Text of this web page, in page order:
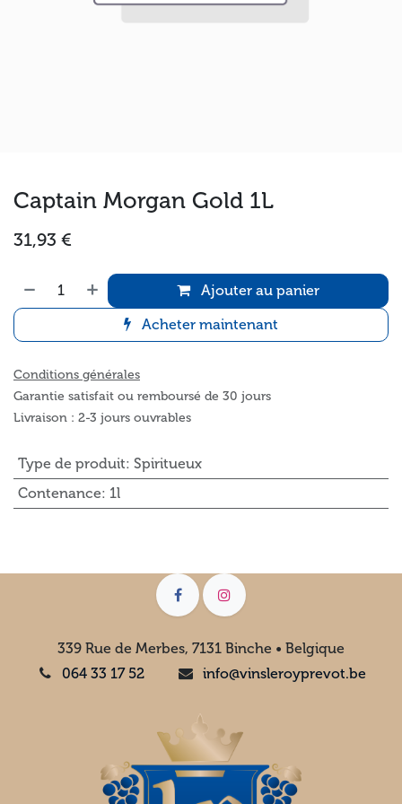
Captain Morgan Gold 1L
31,93 €
Ajouter au panier
Acheter maintenant
Conditions générales
Garantie satisfait ou remboursé de 30 jours
Livraison : 2-3 jours ouvrables
Type de produit: Spiritueux
Contenance: 1l
339 Rue de Merbes, 7131 Binche • Belgique
064 33 17 52
info@vinsleroyprevot.be